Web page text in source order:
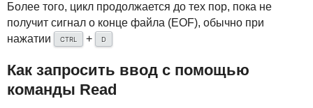
Более того, цикл продолжается до тех пор, пока не
получит сигнал о конце файла (EOF), обычно при
нажатии
CTRL + D
Как запросить ввод с помощью
команды Read